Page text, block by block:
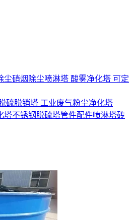
尘硝烟除尘喷淋塔 酸雾净化塔 可定
硫脱销塔 工业废气粉尘净化塔
塔不锈钢脱硫塔管件配件喷淋塔砖